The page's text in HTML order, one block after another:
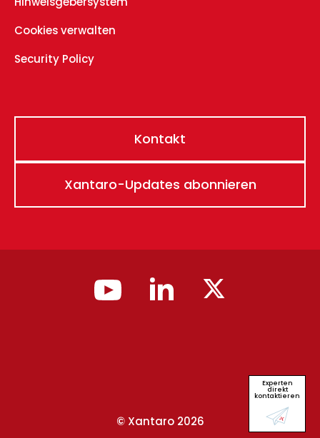
Experten
direkt
kontaktieren
Cookies verwalten
Security Policy
Kontakt
Xantaro-Updates abonnieren
© Xantaro 2026